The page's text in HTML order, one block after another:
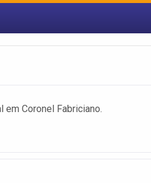
em Coronel Fabriciano.